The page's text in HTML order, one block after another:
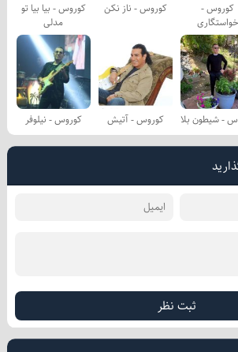
کوروس -
خواستگاری
کوروس - ناز نکن
کوروس - بیا بیا تو
مدلی
- شیطون بلا کوروس - آتیش کوروس - نیلوفر
ثبت نظر